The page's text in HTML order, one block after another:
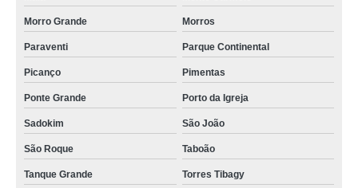
instalação de portões automáticos basculantes na Cumbica
quanto custa instalar portão eletrônico basculante na Vila Augusta
onde encontrar instalar portão automático deslizante na Lauzane Paulista
instalações de portões eletrônicos Parque São Domingos
instalar portão automático na Vila Augusta
instalação de portão na Ponte Rasa
instalação de portão eletrônico em SP preço na Cidade Tiradentes
Morro Grande Morros
Paraventi Parque Continental
Picanço Pimentas
Ponte Grande Porto da Igreja
Sadokim São João
São Roque Taboão
Tanque Grande Torres Tibagy